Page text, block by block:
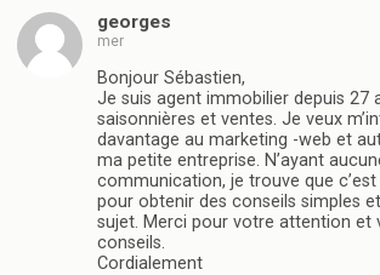
georges
mer
Bonjour Sébastien,
Je suis agent immobilier depuis 27
saisonnières et ventes. Je veux
davantage au marketing -web et
ma petite entreprise. N’ayant
communication, je trouve que
pour obtenir des conseils simples
sujet. Merci pour votre attention et
conseils.
Cordialement